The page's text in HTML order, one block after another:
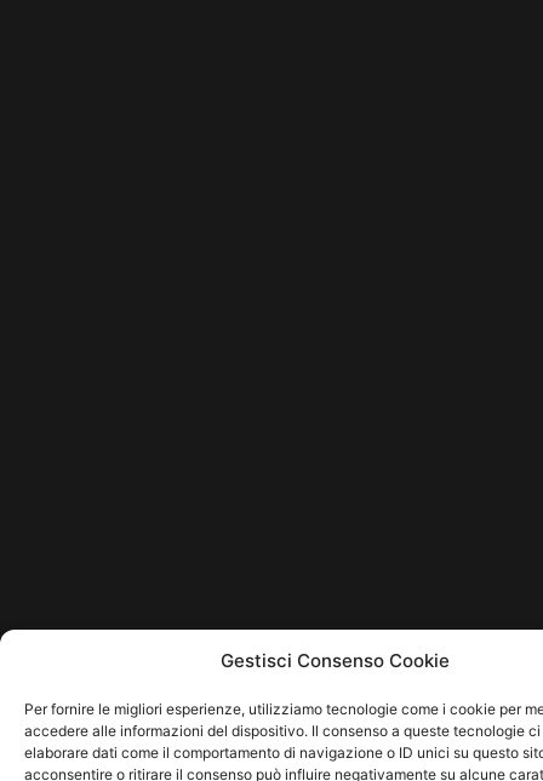
Gestisci Consenso Cookie
Per fornire le migliori esperienze, utilizziamo tecnologie come i cookie per
accedere alle informazioni del dispositivo. Il consenso a queste tecnologie
elaborare dati come il comportamento di navigazione o ID unici su questo
acconsentire o ritirare il consenso può influire negativamente su alcune